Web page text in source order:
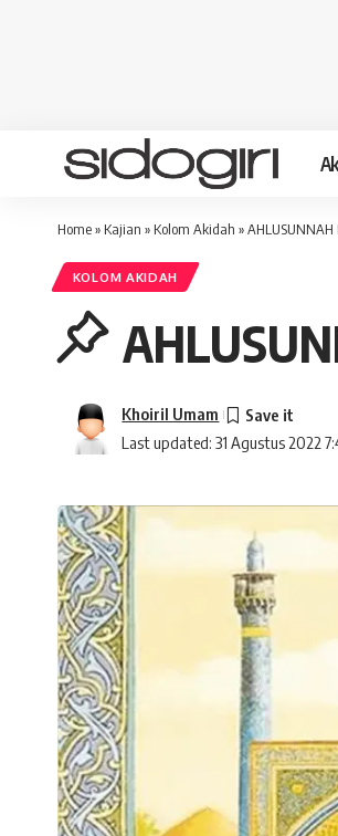
Home» Kajian » Kolom Akidah »AHLUSUNNAH
KOLOM AKIDAH
Last updated: 31 Agustus 2022
Khoiril Umam